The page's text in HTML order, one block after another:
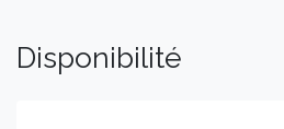
Disponibilité